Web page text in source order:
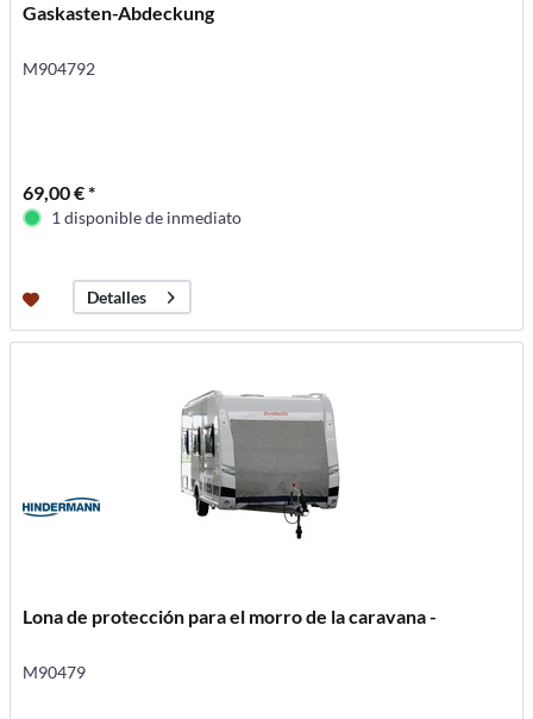
Gaskasten-Abdeckung
M904792
69,00 € *
1 disponible de inmediato
Detalles
Lona de protección para el morro de la caravana -
M90479